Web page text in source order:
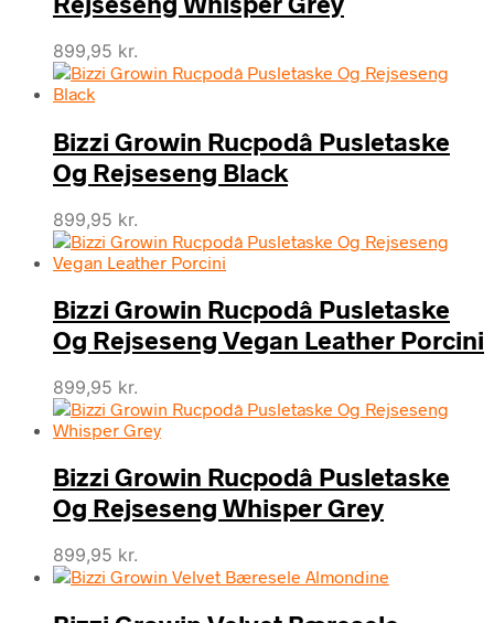
899,95 kr.
Bizzi Growin Rucpodâ Pusletaske
Og Rejseseng Black
899,95 kr.
Bizzi Growin Rucpodâ Pusletaske
Og Rejseseng Vegan Leather Porcini
899,95 kr.
Bizzi Growin Rucpodâ Pusletaske
Og Rejseseng Whisper Grey
899,95 kr.